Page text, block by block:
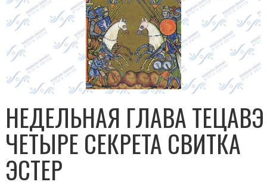
НЕДЕЛЬНАЯ ГЛАВА ТЕЦАВЭ
ЧЕТЫРЕ СЕКРЕТА СВИТКА
ЭСТЕР